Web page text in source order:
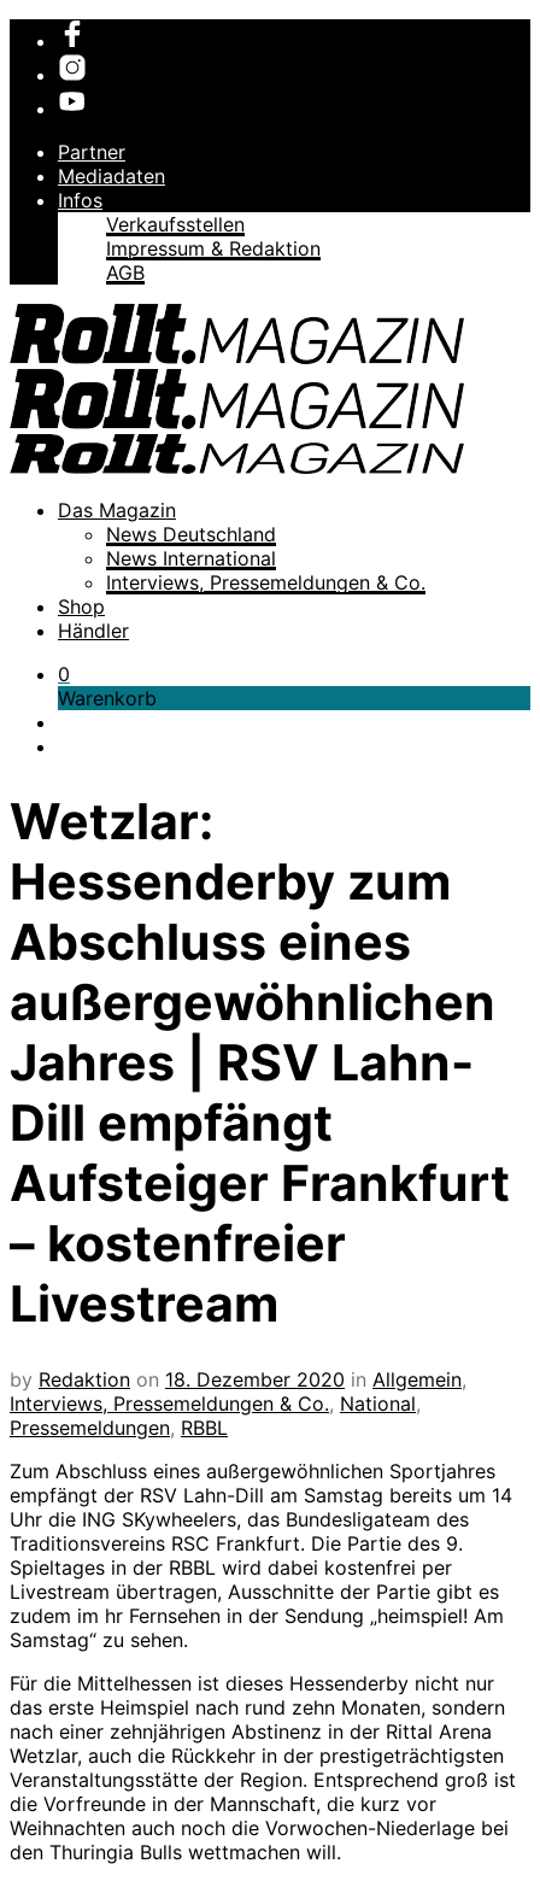
Partner
Mediadaten
Infos
Verkaufsstellen
Impressum & Redaktion
AGB
Das Magazin
News Deutschland
News International
Interviews, Pressemeldungen & Co.
Shop
Händler
0
Warenkorb
Wetzlar:
Hessenderby zum
Abschluss eines
außergewöhnlichen
Jahres | RSV Lahn-
Dill empfängt
Aufsteiger Frankfurt
– kostenfreier
Livestream
by Redaktion on 18. Dezember 2020 in Allgemein,
Interviews, Pressemeldungen & Co., National,
Pressemeldungen, RBBL
Zum Abschluss eines außergewöhnlichen Sportjahres
empfängt der RSV Lahn-Dill am Samstag bereits um 14
Uhr die ING SKywheelers, das Bundesligateam des
Traditionsvereins RSC Frankfurt. Die Partie des 9.
Spieltages in der RBBL wird dabei kostenfrei per
Livestream übertragen, Ausschnitte der Partie gibt es
zudem im hr Fernsehen in der Sendung „heimspiel! Am
Samstag“ zu sehen.
Für die Mittelhessen ist dieses Hessenderby nicht nur
das erste Heimspiel nach rund zehn Monaten, sondern
nach einer zehnjährigen Abstinenz in der Rittal Arena
Wetzlar, auch die Rückkehr in der prestigeträchtigsten
Veranstaltungsstätte der Region. Entsprechend groß ist
die Vorfreunde in der Mannschaft, die kurz vor
Weihnachten auch noch die Vorwochen-Niederlage bei
den Thuringia Bulls wettmachen will.